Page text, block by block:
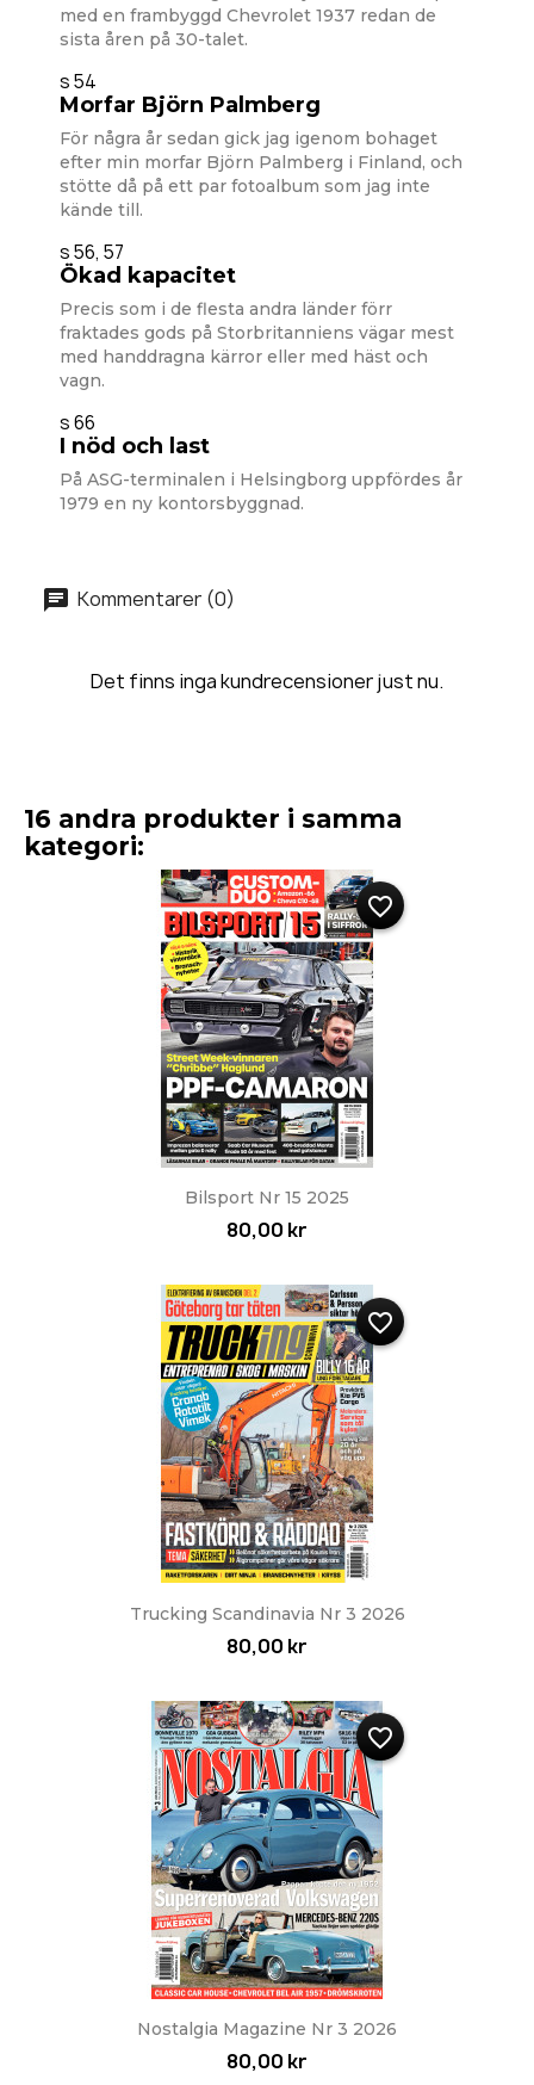
med en frambyggd Chevrolet 1937 redan de
sista åren på 30-talet.
s 54
Morfar Björn Palmberg
För några år sedan gick jag igenom bohaget
efter min morfar Björn Palmberg i Finland, och
stötte då på ett par fotoalbum som jag inte
kände till.
s 56, 57
Ökad kapacitet
Precis som i de flesta andra länder förr
fraktades gods på Storbritanniens vägar mest
med handdragna kärror eller med häst och
vagn.
s 66
I nöd och last
På ASG-terminalen i Helsingborg uppfördes år
1979 en ny kontorsbyggnad.
Kommentarer (0)
Det finns inga kundrecensioner just nu.
16 andra produkter i samma
kategori:
Bilsport Nr 15 2025
80,00 kr
favorite_border
Trucking Scandinavia Nr 3 2026
80,00 kr
favorite_border
Nostalgia Magazine Nr 3 2026
80,00 kr
favorite_border